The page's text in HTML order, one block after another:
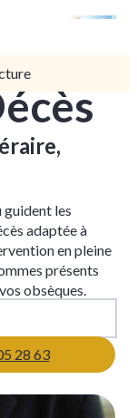
guident les
adaptée à
en pleine
présents
obsèques.
28 63